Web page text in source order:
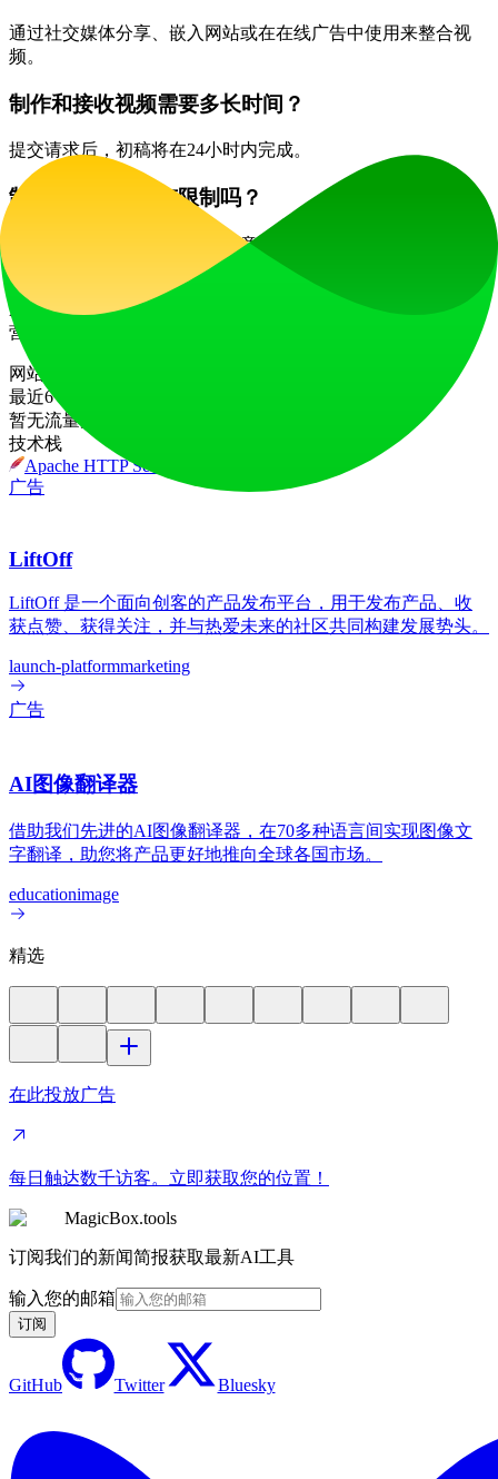
通过社交媒体分享、嵌入网站或在在线广告中使用来整合视
频。
制作和接收视频需要多长时间？
提交请求后，初稿将在24小时内完成。
制作视频的数量有限制吗？
没有，您可以根据需要制作任意数量的视频，只需选择适合您
通过利用VideoMyListing的力量，房地产经纪人可以转变房源
营销策略，用引人入胜的视频内容吸引更多潜在买家。
网站流量
最近6个月的月度访问量
暂无流量数据
技术栈
Apache HTTP Server
广告
LiftOff
LiftOff 是一个面向创客的产品发布平台，用于发布产品、收
获点赞、获得关注，并与热爱未来的社区共同构建发展势头。
launch-platformmarketing
广告
AI图像翻译器
借助我们先进的AI图像翻译器，在70多种语言间实现图像文
字翻译，助您将产品更好地推向全球各国市场。
educationimage
精选
在此投放广告
每日触达数千访客。立即获取您的位置！
MagicBox.tools
订阅我们的新闻简报获取最新AI工具
输入您的邮箱
订阅
GitHub Twitter Bluesky